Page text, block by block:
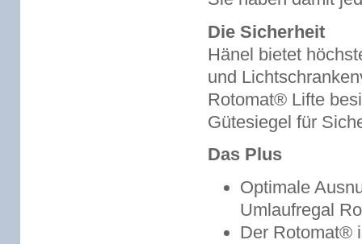
Die Sicherheit
Hänel bietet
und
Rotomat® Lifte
Gütesiegel für
Das Plus
Optimale
Umlaufregal
Der Rotomat®